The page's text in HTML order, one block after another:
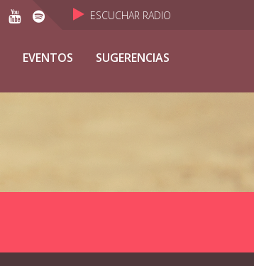
ESCUCHAR RADIO
EVENTOS SUGERENCIAS